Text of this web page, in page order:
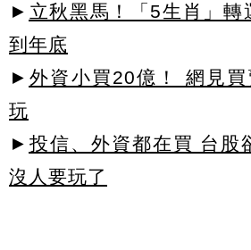
► 立秋黑馬！「5生肖」轉
到年底
► 外資小買20億！ 網見
玩
► 投信、外資都在買 台股
沒人要玩了